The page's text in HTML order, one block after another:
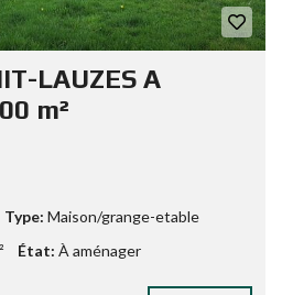
LAUZES A
m²
Type: Maison/grange-etable
État: À aménager